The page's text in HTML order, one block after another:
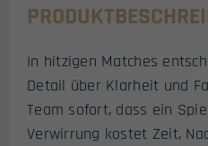
In hitzigen Matches
Detail über Klarheit und
Team sofort, dass ein
Verwirrung kostet Zeit,